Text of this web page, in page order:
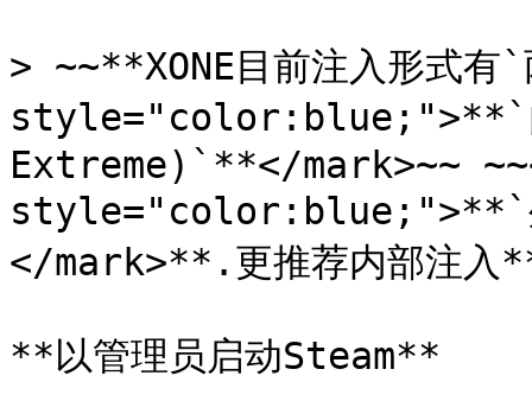
> ~~**XONE目前注入形式
Extreme)`**</mark>~~
</mark>**.更推荐内部注入
**以管理员启动Steam**